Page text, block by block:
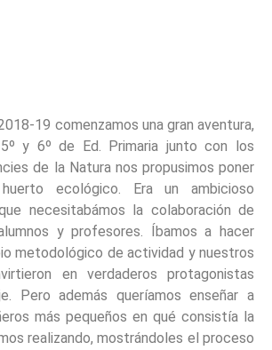
19 comenzamos una gran aventura,
y 6º de Ed. Primaria junto con los
de la Natura nos propusimos poner
ecológico. Era un ambicioso
necesitabámos la colaboración de
y profesores. Íbamos a hacer
metodológico de actividad y nuestros
en verdaderos protagonistas
Pero además queríamos enseñar a
más pequeños en qué consistía la
realizando, mostrándoles el proceso